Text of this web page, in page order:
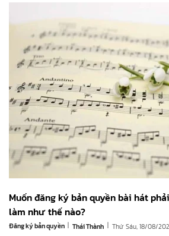
Muốn đăng ký bản quyền bài hát phải
làm như thế nào?
Đăng ký bản quyền | Thái Thành | Thứ Sáu, 18/08/